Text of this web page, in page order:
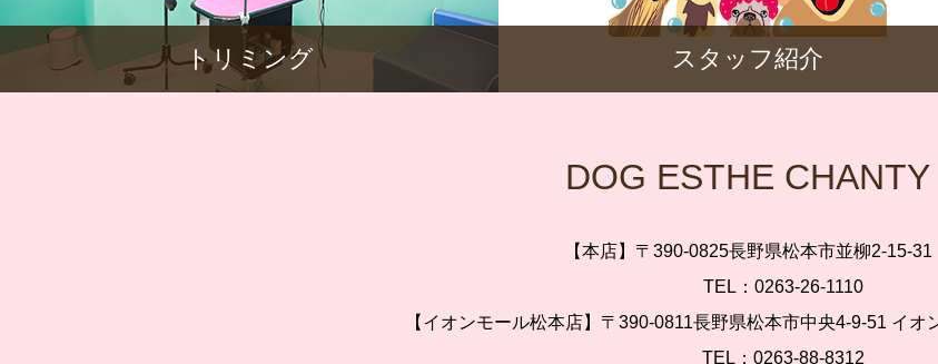
トリミング スタッフ紹介
DOG ESTHE CHANTY
【本店】〒390-0825長野県松本市並柳2-15-31
TEL：0263-26-1110
【イオンモール松本店】〒390-0811長野県松本市中央4-9-51 イオ
TEL：0263-88-8312